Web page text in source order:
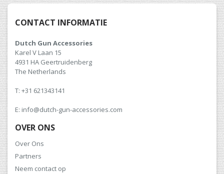
CONTACT INFORMATIE
Dutch Gun Accessories
Karel V Laan 15
4931 HA Geertruidenberg
The Netherlands
T: +31 621343141
E: info@dutch-gun-accessories.com
OVER ONS
Over Ons
Partners
Neem contact op